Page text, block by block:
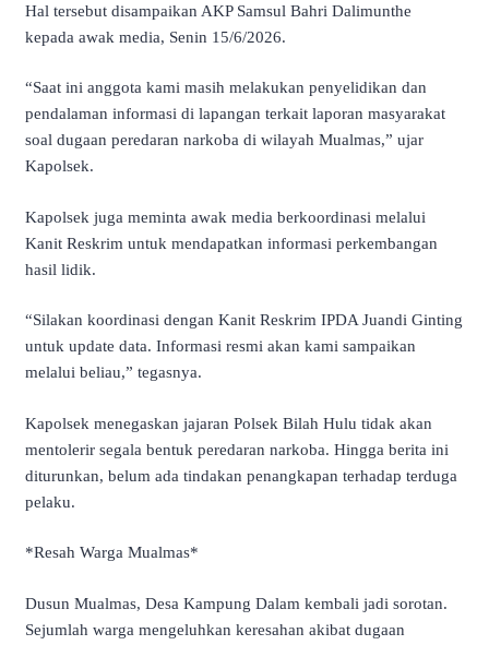
Hal tersebut disampaikan AKP Samsul Bahri Dalimunthe
kepada awak media, Senin 15/6/2026.
“Saat ini anggota kami masih melakukan penyelidikan dan
pendalaman informasi di lapangan terkait laporan masyarakat
soal dugaan peredaran narkoba di wilayah Mualmas,” ujar
Kapolsek.
Kapolsek juga meminta awak media berkoordinasi melalui
Kanit Reskrim untuk mendapatkan informasi perkembangan
hasil lidik.
“Silakan koordinasi dengan Kanit Reskrim IPDA Juandi Ginting
untuk update data. Informasi resmi akan kami sampaikan
melalui beliau,” tegasnya.
Kapolsek menegaskan jajaran Polsek Bilah Hulu tidak akan
mentolerir segala bentuk peredaran narkoba. Hingga berita ini
diturunkan, belum ada tindakan penangkapan terhadap terduga
pelaku.
*Resah Warga Mualmas*
Dusun Mualmas, Desa Kampung Dalam kembali jadi sorotan.
Sejumlah warga mengeluhkan keresahan akibat dugaan